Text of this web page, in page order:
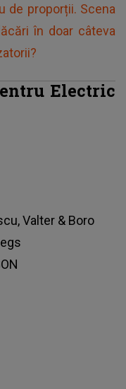
de proporții. Scena
în doar câteva
Electric
Valter & Boro